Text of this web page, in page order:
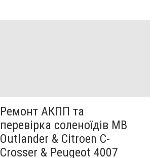
Ремонт АКПП та
перевірка соленоїдів MB
Outlander & Citroen C-
Crosser & Peugeot 4007